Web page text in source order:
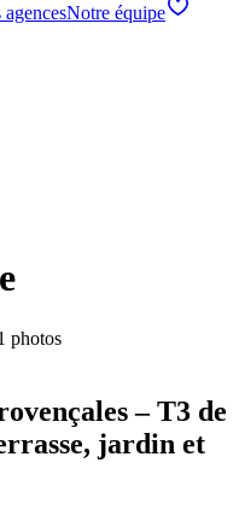
agencesNotre équipe
photos
– T3 de
jardin et